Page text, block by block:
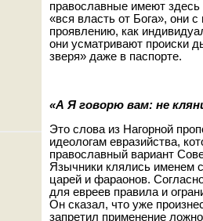
православные имеют
«вся власть от Бога», они
проявлению, как
они усматривают происки
зверя» даже в паспорте.
«А Я говорю вам: не
Это слова из Нагорной
идеологам евразийства,
православный вариант
Язычники клялись именем
царей и фараонов.
для евреев правила и
Он сказал, что уже
запретил применение